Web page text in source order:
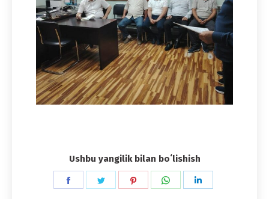
Ushbu yangilik bilan boʻlishish
Share
Share
Share
Share